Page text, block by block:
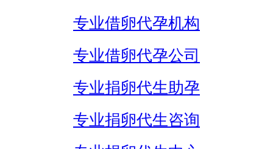
专业借卵代孕机构
专业借卵代孕公司
专业捐卵代生助孕
专业捐卵代生咨询